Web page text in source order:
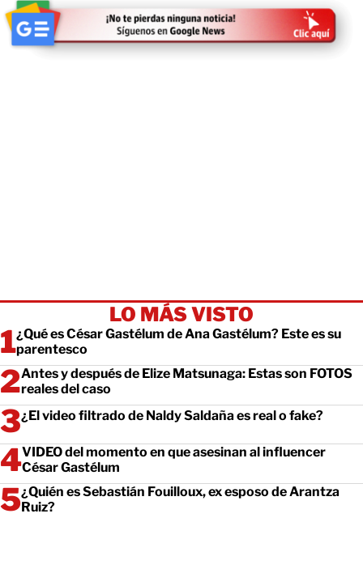
LO MÁS VISTO
¿Qué es César Gastélum de Ana Gastélum? Este es su
parentesco
Antes y después de Elize Matsunaga: Estas son FOTOS
reales del caso
¿El video filtrado de Naldy Saldaña es real o fake?
VIDEO del momento en que asesinan al influencer
César Gastélum
¿Quién es Sebastián Fouilloux, ex esposo de Arantza
Ruiz?